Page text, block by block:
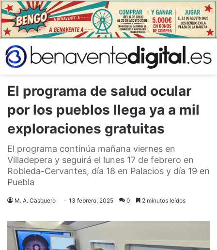
El programa de salud ocular
por los pueblos llega ya a mil
exploraciones gratuitas
El programa continúa mañana viernes en
Villadepera y seguirá el lunes 17 de febrero en
Robleda-Cervantes, día 18 en Palacios y día 19 en
Puebla
M. A. Casquero 13 febrero, 2025 0 2 minutos leídos